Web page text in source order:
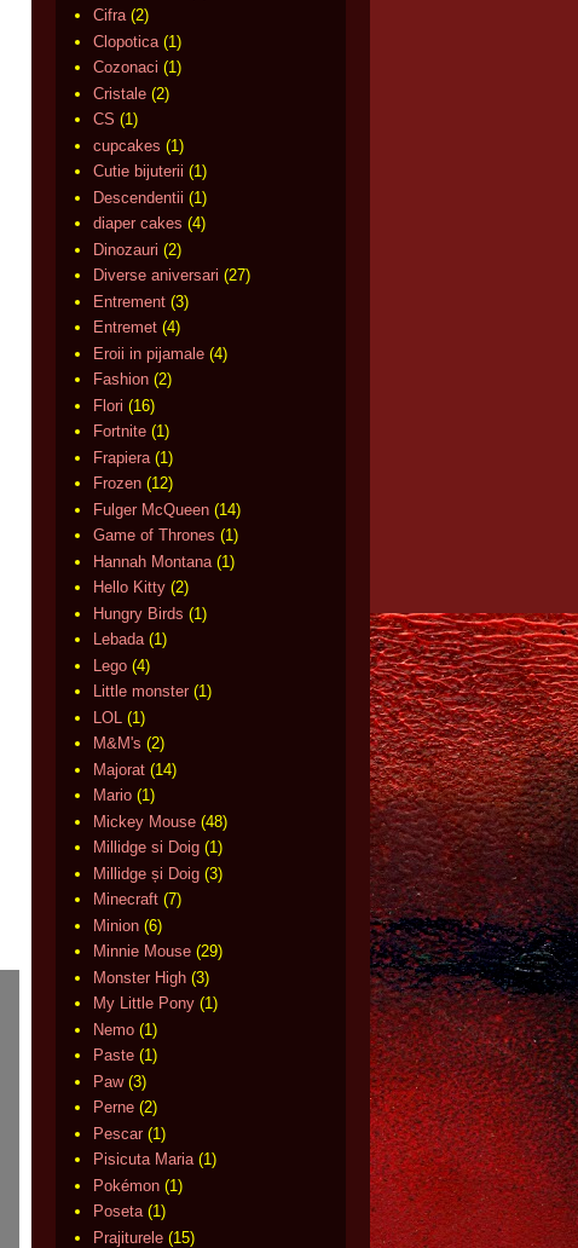
Cifra (2)
Clopotica (1)
Cozonaci (1)
Cristale (2)
CS (1)
cupcakes (1)
Cutie bijuterii (1)
Descendentii (1)
diaper cakes (4)
Dinozauri (2)
Diverse aniversari (27)
Entrement (3)
Entremet (4)
Eroii in pijamale (4)
Fashion (2)
Flori (16)
Fortnite (1)
Frapiera (1)
Frozen (12)
Fulger McQueen (14)
Game of Thrones (1)
Hannah Montana (1)
Hello Kitty (2)
Hungry Birds (1)
Lebada (1)
Lego (4)
Little monster (1)
LOL
(1)
M&M's (2)
Majorat (14)
Mario (1)
Mickey Mouse (48)
Millidge si Doig (1)
Millidge și Doig (3)
Minecraft (7)
Minion (6)
Minnie Mouse (29)
Monster High (3)
My Little Pony (1)
Nemo (1)
Paste (1)
Paw (3)
Perne (2)
Pescar (1)
Pisicuta Maria (1)
Pokémon (1)
Poseta (1)
Prajiturele (15)